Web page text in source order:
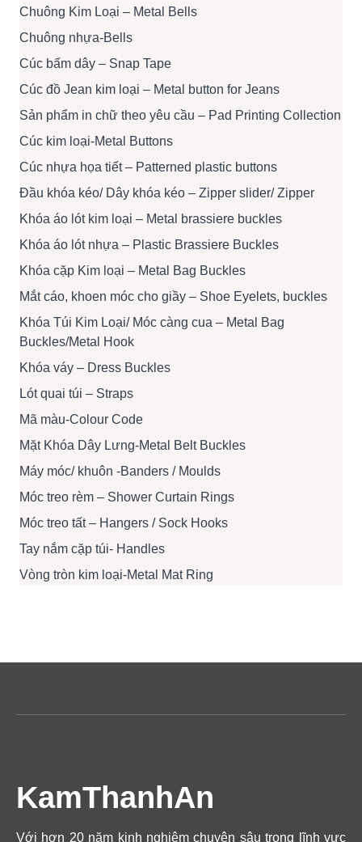
Chuông Kim Loại – Metal Bells
Chuông nhựa-Bells
Cúc bấm dây – Snap Tape
Cúc đồ Jean kim loại – Metal button for Jeans
Sản phẩm in chữ theo yêu cầu – Pad Printing Collection
Cúc kim loại-Metal Buttons
Cúc nhựa họa tiết – Patterned plastic buttons
Đầu khóa kéo/ Dây khóa kéo – Zipper slider/ Zipper
Khóa áo lót kim loại – Metal brassiere buckles
Khóa áo lót nhựa – Plastic Brassiere Buckles
Khóa cặp Kim loại – Metal Bag Buckles
Mắt cáo, khoen móc cho giầy – Shoe Eyelets, buckles
Khóa Túi Kim Loại/ Móc càng cua – Metal Bag
Buckles/Metal Hook
Khóa váy – Dress Buckles
Lót quai túi – Straps
Mã màu-Colour Code
Mặt Khóa Dây Lưng-Metal Belt Buckles
Máy móc/ khuôn -Banders / Moulds
Móc treo rèm – Shower Curtain Rings
Móc treo tất – Hangers / Sock Hooks
Tay nắm cặp túi- Handles
Vòng tròn kim loại-Metal Mat Ring
KamThanhAn
Với hơn 20 năm kinh nghiệm chuyên sâu trong lĩnh vực